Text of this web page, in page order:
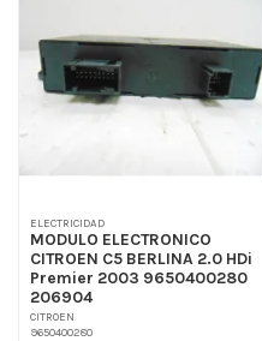
ELECTRICIDAD
MODULO ELECTRONICO
CITROEN C5 BERLINA 2.0 HDi
Premier 2003 9650400280
206904
CITROEN
9650400280